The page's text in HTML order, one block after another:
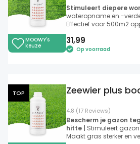
MOOWY's
keuze
Stimuleert diepere
wateropname en -
Effectief voor 500m2
31,99
Op voorraad
TOP
4.8 (17 Reviews)
Zeewier plus
Bescherm je gazon
hitte | Stimuleert
Maakt gras sterker en